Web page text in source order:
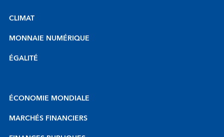
CLIMAT
MONNAIE NUMÉRIQUE
ÉGALITÉ
ÉCONOMIE MONDIALE
MARCHÉS FINANCIERS